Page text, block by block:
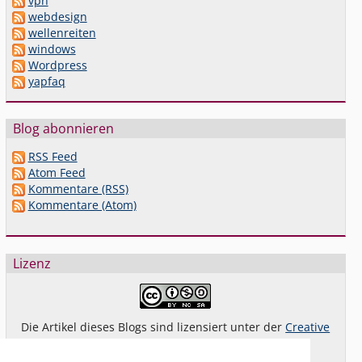
webdesign
wellenreiten
windows
Wordpress
yapfaq
Blog abonnieren
RSS Feed
Atom Feed
Kommentare (RSS)
Kommentare (Atom)
Lizenz
Die Artikel dieses Blogs sind lizensiert unter derCreative